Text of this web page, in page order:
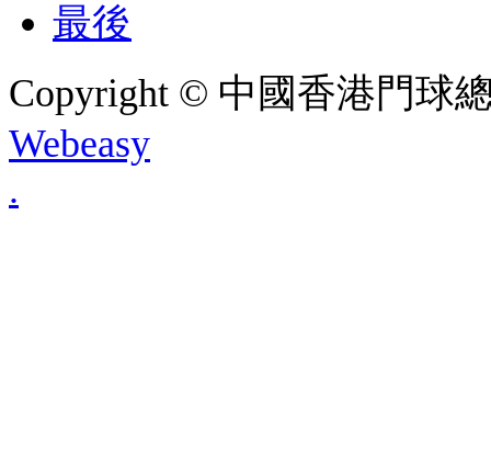
最後
Copyright © 中國香港門球
Webeasy
.